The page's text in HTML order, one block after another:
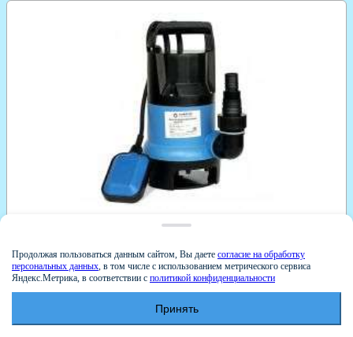
Насос фекальный Акватек SP400PA 5/125
Продолжая пользоваться данным сайтом, Вы даете согласие на обработку
персональных данных, в том числе с использованием метрического сервиса
Яндекс.Метрика, в соответствии с политикой конфиденциальности
Принять